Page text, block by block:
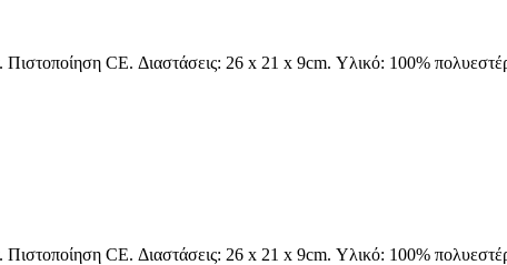
CE. Διαστάσεις: 26 x 21 x 9cm. Υλικό: 100%
CE. Διαστάσεις: 26 x 21 x 9cm. Υλικό: 100%